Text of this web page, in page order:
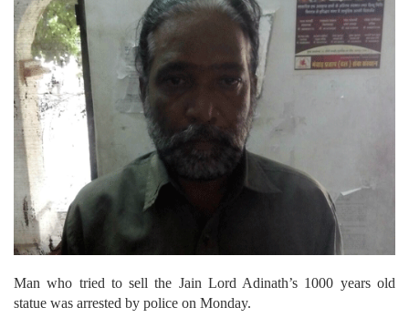
Man who tried to sell the Jain Lord Adinath’s 1000 years old
statue was arrested by police on Monday.